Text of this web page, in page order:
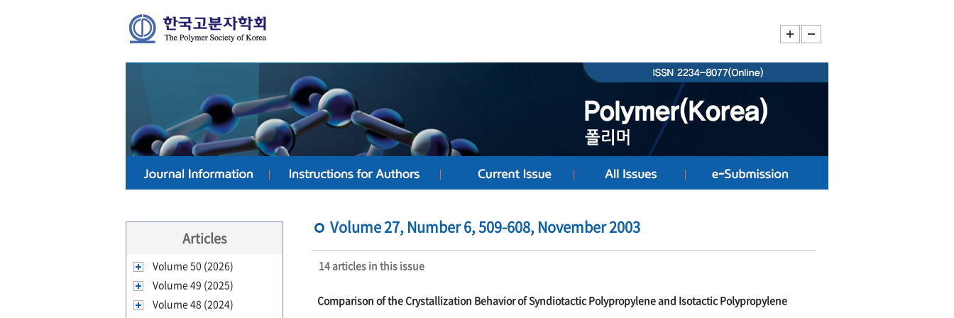
Articles
Volume 50 (2026)
Volume 49 (2025)
Volume 48 (2024)
Volume 27, Number 6, 509-608, November 2003
14 articles in this issue
Comparison of the Crystallization Behavior of Syndiotactic Polypropylene and Isotactic Polypropylene